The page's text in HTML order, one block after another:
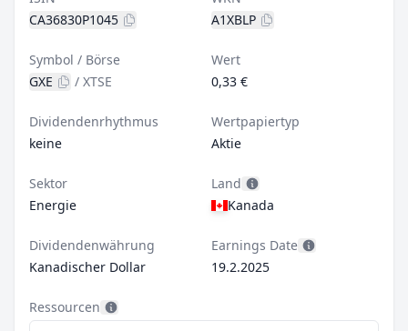
CA36830P1045
A1XBLP
Symbol / Börse
GXE
/ XTSE
Wert
0,33 €
Dividendenrhythmus
keine
Wertpapiertyp
Aktie
Sektor
Energie
Land
Kanada
Dividendenwährung
Kanadischer Dollar
Earnings Date
19.2.2025
Ressourcen